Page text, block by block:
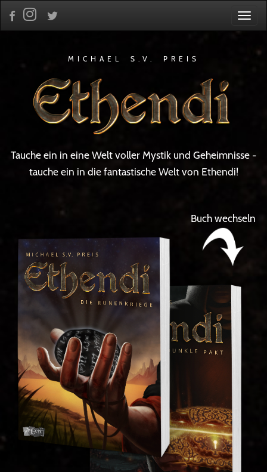
MICHAEL S.V. PREIS
Tauche ein in eine Welt voller Mystik und Geheimnisse -
tauche ein in die fantastische Welt von Ethendi!
Buch wechseln